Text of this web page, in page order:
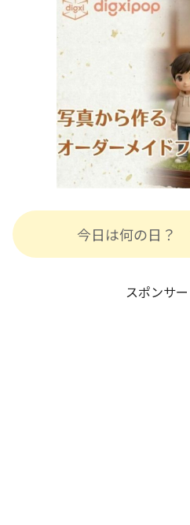
今日は何の日？
スポンサ